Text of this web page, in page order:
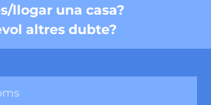
llogar una casa?
altres dubte?